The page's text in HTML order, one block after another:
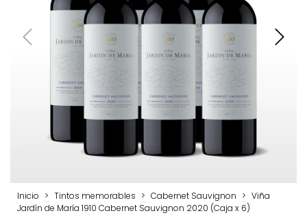
Inicio > Tintos memorables > Cabernet Sauvignon > Viña
Jardín de María 1910 Cabernet Sauvignon 2020 (Caja x 6)